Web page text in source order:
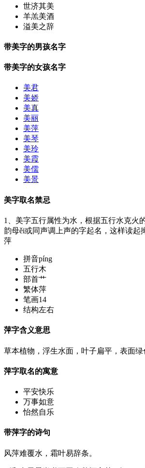
世济其美
羊羔美酒
溢美之辞
带美字的男孩名字
带美字的女孩名字
美君
美娇
美真
美丽
美萍
美琴
美玲
美霞
美儒
美景
美字取名禁忌
1、美字五行属性为水，根据五行水克火
韵母ěi或同声调上声的字起名，这样读起
萍
拼音píng
五行木
部首艹
繁体萍
笔画14
结构左右
萍字含义意思
草本植物，浮生水面，叶子扁平，表面
萍字取名的寓意
平安快乐
万事如意
怡然自乐
带萍字的诗句
风萍难覆水，霜叶易辞条。